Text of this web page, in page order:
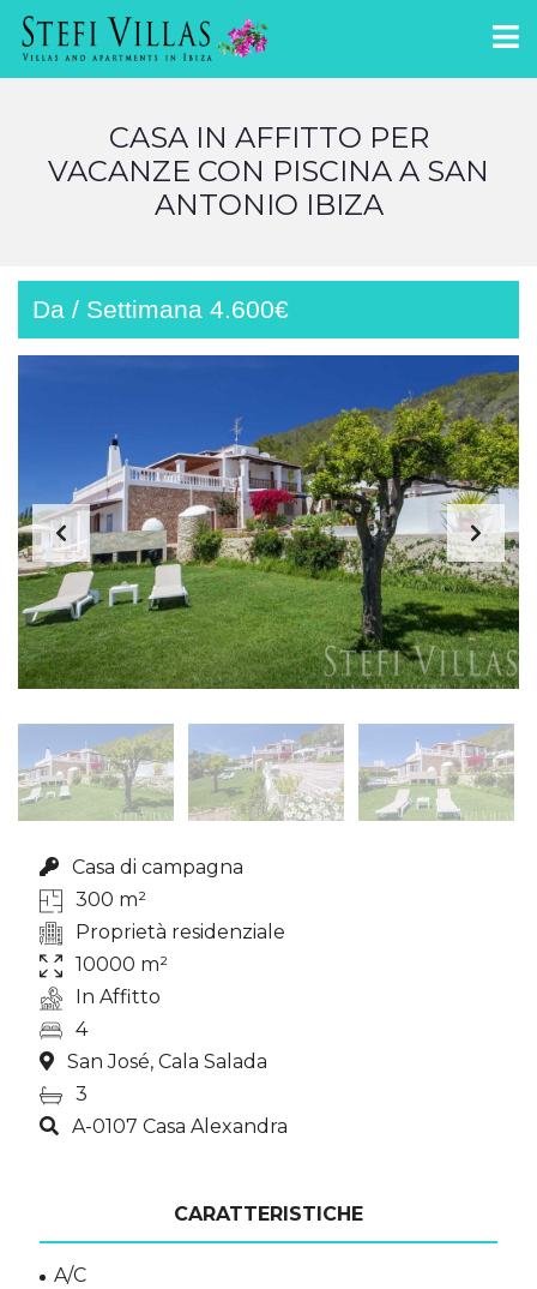
CASA IN AFFITTO PER
VACANZE CON PISCINA A SAN
ANTONIO IBIZA
Da / Settimana 4.600€
Casa di campagna
300 m²
Proprietà residenziale
10000 m²
In Affitto
4
San José, Cala Salada
3
A-0107 Casa Alexandra
CARATTERISTICHE
A/C